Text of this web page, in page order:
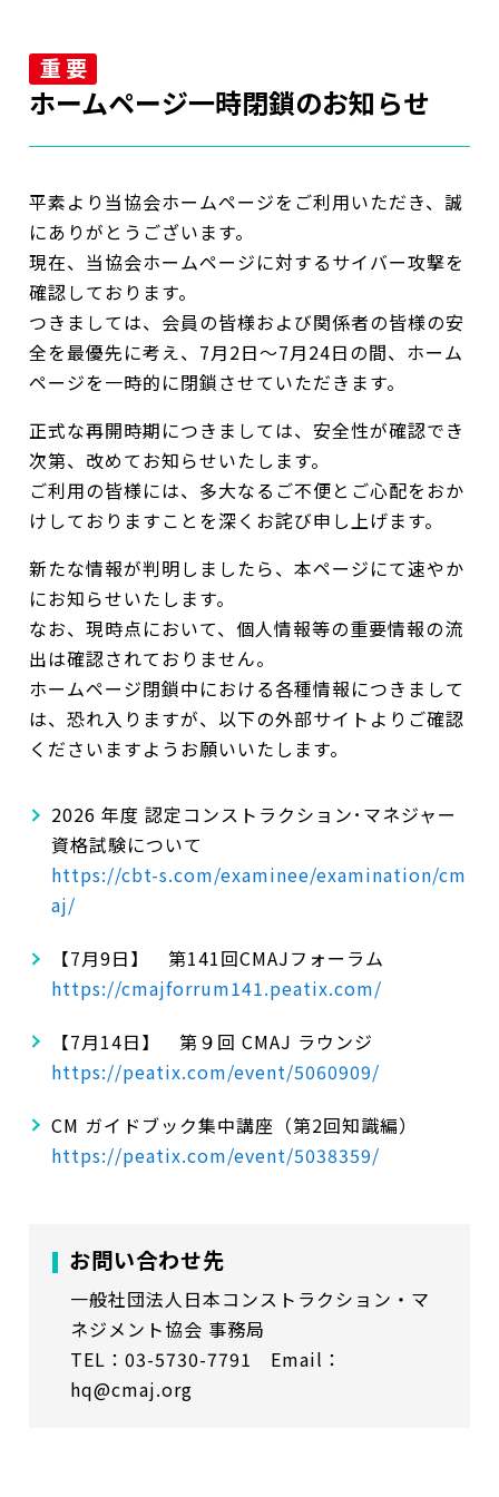
重 要
ホームページ一時閉鎖のお知らせ
平素より当協会ホームページをご利用いただき、誠
にありがとうございます。
現在、当協会ホームページに対するサイバー攻撃を
確認しております。
つきましては、会員の皆様および関係者の皆様の安
全を最優先に考え、7月2日～7月24日の間、ホーム
ページを一時的に閉鎖させていただきます。
正式な再開時期につきましては、安全性が確認でき
次第、改めてお知らせいたします。
ご利用の皆様には、多大なるご不便とご心配をおか
けしておりますことを深くお詫び申し上げます。
新たな情報が判明しましたら、本ページにて速やか
にお知らせいたします。
なお、現時点において、個人情報等の重要情報の流
出は確認されておりません。
ホームページ閉鎖中における各種情報につきまして
は、恐れ入りますが、以下の外部サイトよりご確認
くださいますようお願いいたします。
2026 年度 認定コンストラクション･マネジャー
資格試験について
https://cbt-s.com/examinee/examination/cm
aj/
【7月9日】 第141回CMAJフォーラム
https://cmajforrum141.peatix.com/
【7月14日】 第９回 CMAJ ラウンジ
https://peatix.com/event/5060909/
CM ガイドブック集中講座（第2回知識編）
https://peatix.com/event/5038359/
お問い合わせ先
一般社団法人日本コンストラクション・マ
ネジメント協会 事務局
TEL：03-5730-7791 Email：
hq@cmaj.org